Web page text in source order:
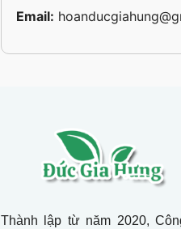
Email:
Thành lập từ năm 2020,